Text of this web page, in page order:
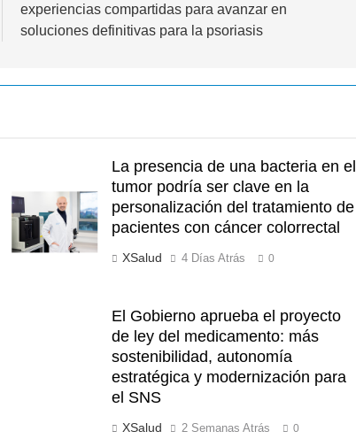
experiencias compartidas para avanzar en
soluciones definitivas para la psoriasis
La presencia de una bacteria en el
tumor podría ser clave en la
personalización del tratamiento de
pacientes con cáncer colorrectal
XSalud 4 Días Atrás 0
El Gobierno aprueba el proyecto
de ley del medicamento: más
sostenibilidad, autonomía
estratégica y modernización para
el SNS
XSalud 2 Semanas Atrás 0